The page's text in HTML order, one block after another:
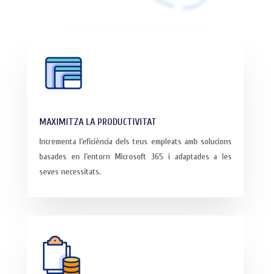
MAXIMITZA LA PRODUCTIVITAT
Incrementa l’eficiència dels teus empleats amb solucions
basades en l’entorn Microsoft 365 i adaptades a les
seves necessitats.